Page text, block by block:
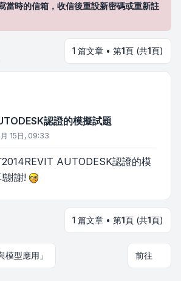
當時的信箱，收信後重設新密碼或重新註
1 篇文章 • 第1頁 (共1頁)
認證的模擬試題
15日, 09:33
AUTODESK認證的模
謝謝!
1 篇文章 • 第1頁 (共1頁)
模型應用」 前往